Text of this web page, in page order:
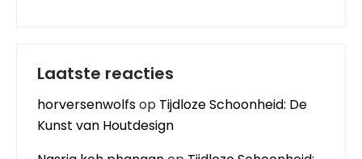
Laatste reacties
horversenwolfsop Tijdloze Schoonheid: De
Kunst van Houtdesign